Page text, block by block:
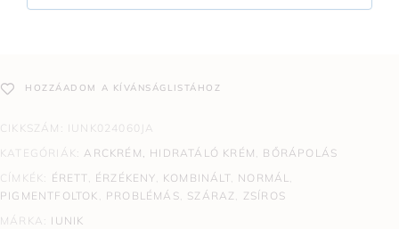
HOZZÁADOM A KÍVÁNSÁGLISTÁHOZ
CIKKSZÁM: IUNK024060JA
KATEGÓRIÁK:ARCKRÉM, HIDRATÁLÓ KRÉM , BŐRÁPOLÁS
CÍMKÉK: ÉRETT, ÉRZÉKENY, KOMBINÁLT, NORMÁL,
PIGMENTFOLTOK , PROBLÉMÁS, SZÁRAZ , ZSÍROS
MÁRKA: IUNIK